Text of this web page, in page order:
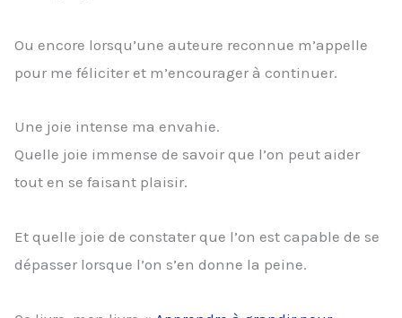
Ou encore lorsqu’une auteure reconnue m’appelle
pour me féliciter et m’encourager à continuer.
Une joie intense ma envahie.
Quelle joie immense de savoir que l’on peut aider
tout en se faisant plaisir.
Et quelle joie de constater que l’on est capable de se
dépasser lorsque l’on s’en donne la peine.